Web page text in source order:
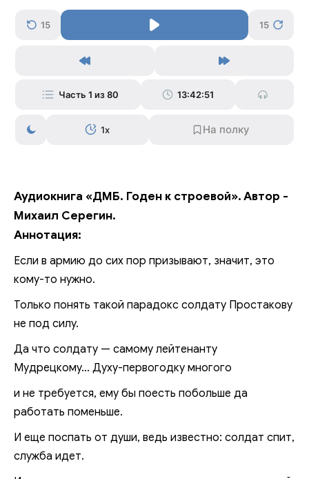
15 15
Часть 1 из 80 13:42:51
1x
Аудиокнига «ДМБ. Годен к строевой». Автор -
Михаил Серегин.
Аннотация:
Если в армию до сих пор призывают, значит, это
кому-то нужно.
Только понять такой парадокс солдату Простакову
не под силу.
Да что солдату — самому лейтенанту
Мудрецкому… Духу-первогодку многого
и не требуется, ему бы поесть побольше да
работать поменьше.
И еще поспать от души, ведь известно: солдат спит,
служба идет.